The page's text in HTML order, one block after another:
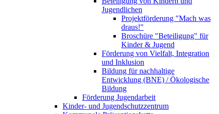
Jugendlichen
Projektförderung "Mach was
draus!"
Broschüre "Beteiligung" für
Kinder & Jugend
Förderung von Vielfalt, Integration
und Inklusion
Bildung für nachhaltige
Entwicklung (BNE) / Ökologische
Bildung
Förderung Jugendarbeit
Kinder- und Jugendschutzzentrum